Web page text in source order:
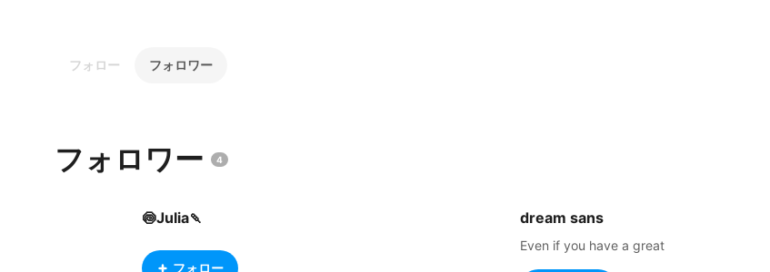
フォロー フォロワー
フォロワー 4
🍥Julia🍡
フォロー
dream sans
Even if you have a great